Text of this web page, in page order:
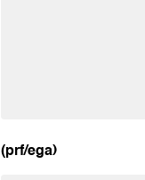
(prf/ega)